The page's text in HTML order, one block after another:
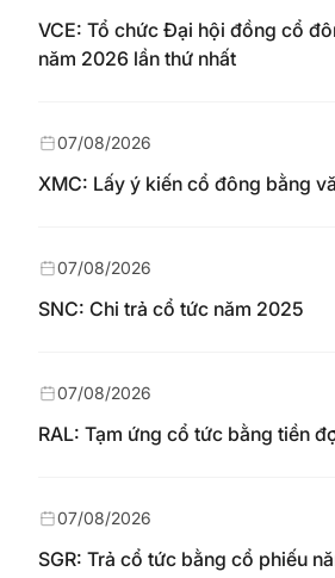
VCE: Tổ chức Đại hội đồng cổ
năm 2026 lần thứ nhất
XMC: Lấy ý kiến cổ đông bằng
07/08/2026
SNC: Chi trả cổ tức năm 2025
07/08/2026
RAL: Tạm ứng cổ tức bằng tiền
07/08/2026
SGR: Trả cổ tức bằng cổ phiếu
07/08/2026